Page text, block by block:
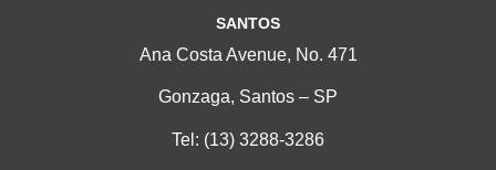
SANTOS
Ana Costa Avenue, No. 471
Gonzaga, Santos – SP
Tel: (13) 3288-3286